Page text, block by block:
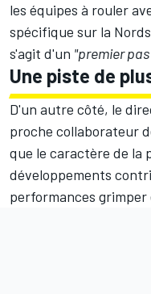
les équipes à rouler
spécifique sur la
s'agit d'un "premier
Une piste de
D'un autre côté, le
proche collaborateur
que le caractère de la
développements
performances grimper